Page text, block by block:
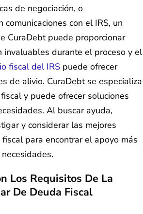
de negociación, o
con el IRS, un
CuraDebt puede proporcionar
invaluables durante el proceso y el
fiscal del IRS puede ofrecer
de alivio. CuraDebt se especializa
y puede ofrecer soluciones
Al buscar ayuda,
y considerar las mejores
para encontrar el apoyo más
Los Requisitos De La
De Deuda Fiscal